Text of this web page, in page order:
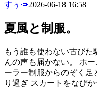
すぅ🥕2026-06-18 16:58
夏風と制服。
もう誰も使わない古びた
んの声も届かない。 ホ
ーラー制服からのぞく足
り過ぎ スカートをなびか